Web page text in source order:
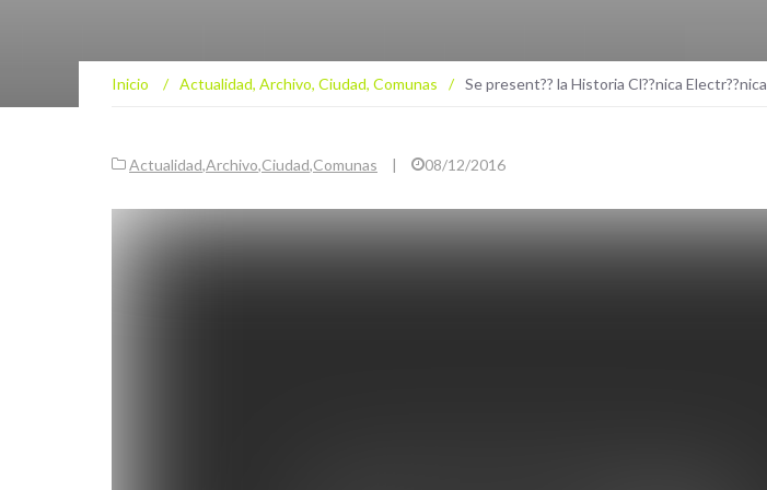
Inicio / Actualidad, Archivo, Ciudad, Comunas / Se present?? la Historia Cl??nica Electr??nica
Actualidad,Archivo,Ciudad,Comunas | 08/12/2016